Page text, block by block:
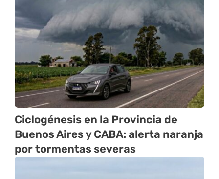
Ciclogénesis en la Provincia de
Buenos Aires y CABA: alerta naranja
por tormentas severas